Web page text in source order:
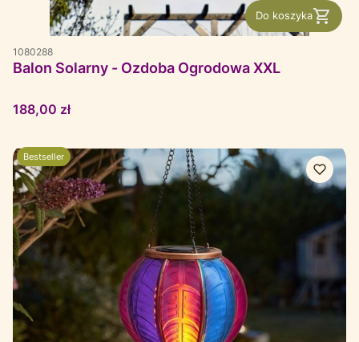
Do koszyka
1080288
Balon Solarny - Ozdoba Ogrodowa XXL
Cena
188,00 zł
Bestseller